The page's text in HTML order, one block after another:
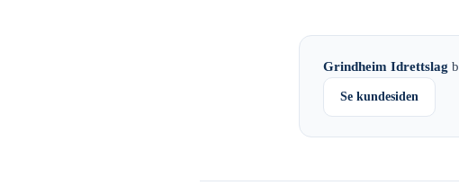
Grindheim Idrettslag
Se kundesiden